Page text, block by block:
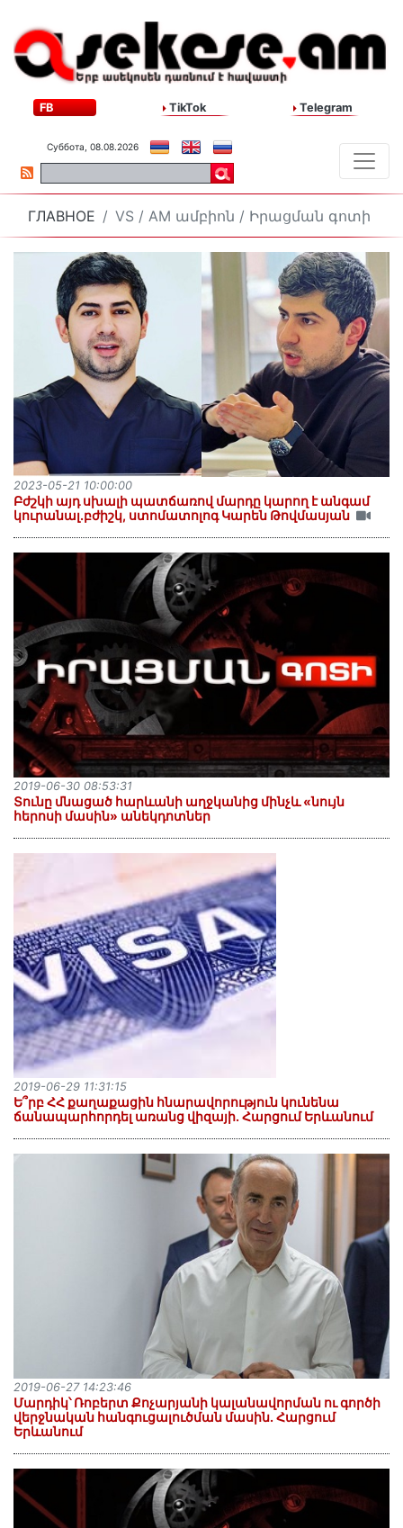
FB TikTok Telegram
Суббота, 08.08.2026
ГЛАВНОЕ VS / AM ամբիոն / Իրացման գոտի
Բժշկի այդ սխալի պատճառով մարդը կարող է անգամ
կուրանալ.բժիշկ, ստոմատոլոգ Կարեն Թովմասյան
2023-05-21 10:00:00
Տունը մնացած հարևանի աղջկանից մինչև «նույն
հերոսի մասին» անեկդոտներ
2019-06-30 08:53:31
Ե՞րբ ՀՀ քաղաքացին հնարավորություն կունենա
ճանապարհորդել առանց վիզայի. Հարցում Երևանում
2019-06-29 11:31:15
Մարդիկ՝ Ռոբերտ Քոչարյանի կալանավորման ու գործի
վերջնական հանգուցալուծման մասին. Հարցում
Երևանում
2019-06-27 14:23:46